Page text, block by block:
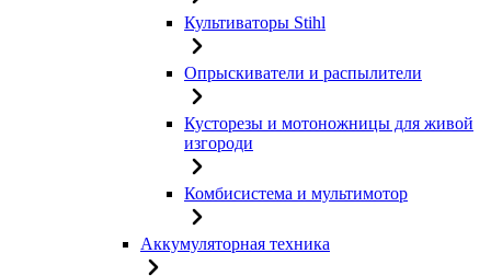
Культиваторы Stihl
Опрыскиватели и распылители
Кусторезы и мотоножницы для живой
изгороди
Комбисистема и мультимотор
Аккумуляторная техника